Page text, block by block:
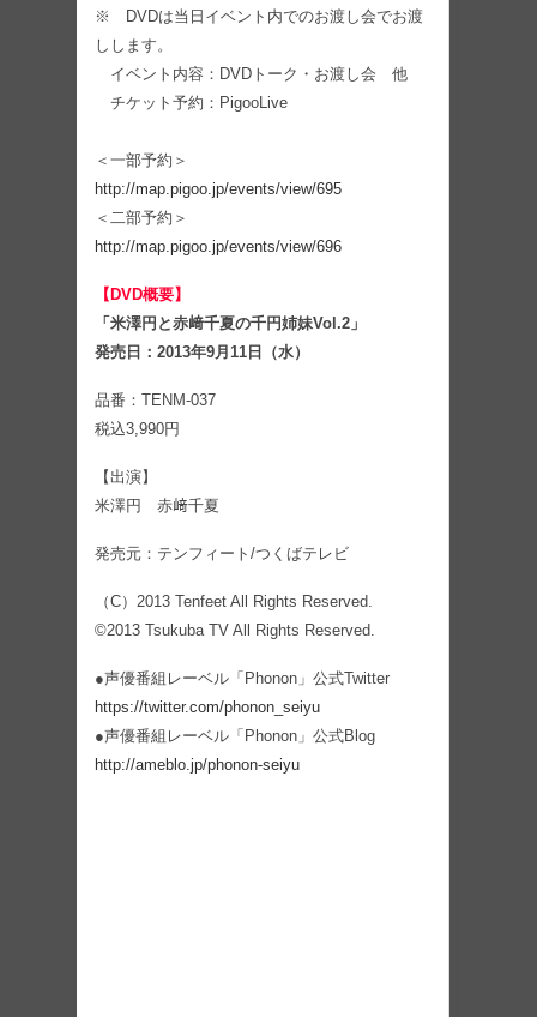
※ DVDは当日イベント内でのお渡し会でお渡
しします。
イベント内容：DVDトーク・お渡し会 他
チケット予約：PigooLive
＜一部予約＞
http://map.pigoo.jp/events/view/695
＜二部予約＞
http://map.pigoo.jp/events/view/696
【DVD概要】
「米澤円と赤﨑千夏の千円姉妹Vol.2」
発売日：2013年9月11日（水）
品番：TENM-037
税込3,990円
【出演】
米澤円 赤﨑千夏
発売元：テンフィート/つくばテレビ
（C）2013 Tenfeet All Rights Reserved.
©2013 Tsukuba TV All Rights Reserved.
●声優番組レーベル「Phonon」公式Twitter
https://twitter.com/phonon_seiyu
●声優番組レーベル「Phonon」公式Blog
http://ameblo.jp/phonon-seiyu